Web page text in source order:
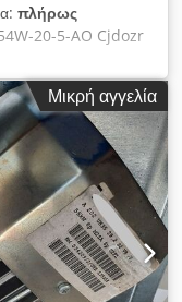
πλήρως
20-5-AO Cjdozr
Μικρή αγγελία